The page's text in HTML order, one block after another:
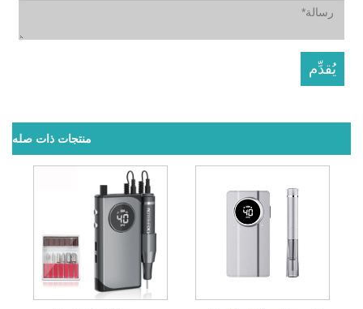
منتجات ذات صله